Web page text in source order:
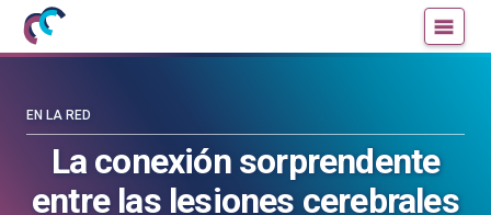
Mujeres
con
Cultura
blog
Cultura
La conexión sorprendente
entre las lesiones cerebrales
EN LA RED